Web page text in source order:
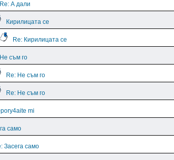
Re: А дали
Кирилицата се
Re: Кирилицата се
Не съм го
Re: Не съм го
Re: Не съм го
mi
само
Засега само